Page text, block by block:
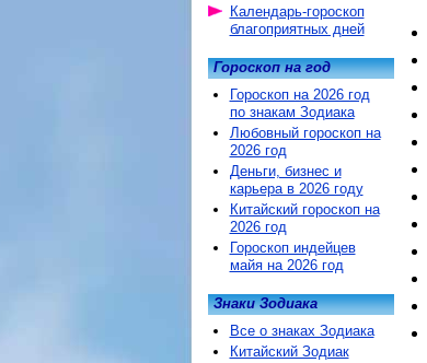
Календарь-гороскоп
благоприятных дней
Гороскоп на год
Гороскоп на 2026 год
по знакам Зодиака
Любовный гороскоп на
2026 год
Деньги, бизнес и
карьера в 2026 году
Китайский гороскоп на
2026 год
Гороскоп индейцев
майя на 2026 год
Знаки Зодиака
Все о знаках Зодиака
Китайский Зодиак